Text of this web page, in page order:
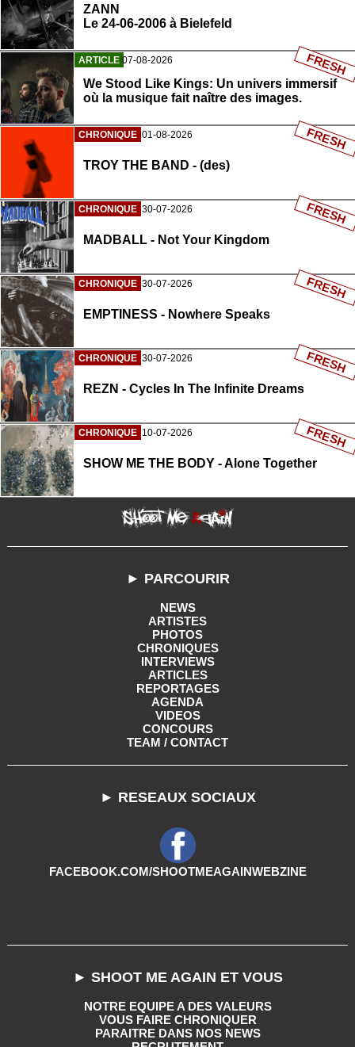
ZANN
Le 24-06-2006 à Bielefeld
ARTICLE 07-08-2026
We Stood Like Kings: Un univers immersif
où la musique fait naître des images.
FRESH
CHRONIQUE 01-08-2026
TROY THE BAND - (des)
FRESH
CHRONIQUE 30-07-2026
MADBALL - Not Your Kingdom
FRESH
CHRONIQUE 30-07-2026
EMPTINESS - Nowhere Speaks
FRESH
CHRONIQUE 30-07-2026
REZN - Cycles In The Infinite Dreams
FRESH
CHRONIQUE 10-07-2026
SHOW ME THE BODY - Alone Together
FRESH
► PARCOURIR
NEWS
ARTISTES
PHOTOS
CHRONIQUES
INTERVIEWS
ARTICLES
REPORTAGES
AGENDA
VIDEOS
CONCOURS
TEAM / CONTACT
► RESEAUX SOCIAUX
FACEBOOK.COM/SHOOTMEAGAINWEBZINE
► SHOOT ME AGAIN ET VOUS
NOTRE EQUIPE A DES VALEURS
VOUS FAIRE CHRONIQUER
PARAITRE DANS NOS NEWS